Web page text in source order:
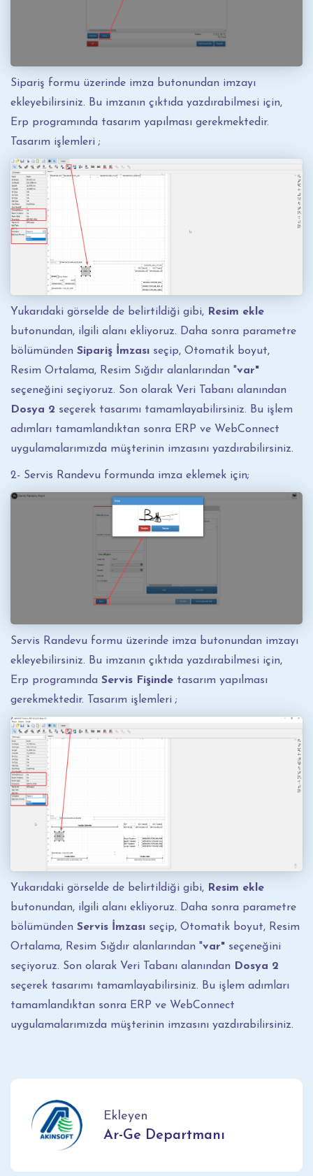
Sipariş formu üzerinde imza butonundan imzayı
ekleyebilirsiniz. Bu imzanın çıktıda yazdırabilmesi için,
Erp programında tasarım yapılması gerekmektedir.
Tasarım işlemleri ;
Yukarıdaki görselde de belirtildiği gibi, Resim ekle
butonundan, ilgili alanı ekliyoruz. Daha sonra parametre
bölümünden Sipariş İmzası seçip, Otomatik boyut,
Resim Ortalama, Resim Sığdır alanlarından "var"
seçeneğini seçiyoruz. Son olarak Veri Tabanı alanından
Dosya 2 seçerek tasarımı tamamlayabilirsiniz. Bu işlem
adımları tamamlandıktan sonra ERP ve WebConnect
uygulamalarımızda müşterinin imzasını yazdırabilirsiniz.
2- Servis Randevu formunda imza eklemek için;
Servis Randevu formu üzerinde imza butonundan imzayı
ekleyebilirsiniz. Bu imzanın çıktıda yazdırabilmesi için,
Erp programında Servis Fişinde tasarım yapılması
gerekmektedir. Tasarım işlemleri ;
Yukarıdaki görselde de belirtildiği gibi, Resim ekle
butonundan, ilgili alanı ekliyoruz. Daha sonra parametre
bölümünden Servis İmzası seçip, Otomatik boyut, Resim
Ortalama, Resim Sığdır alanlarından "var" seçeneğini
seçiyoruz. Son olarak Veri Tabanı alanından Dosya 2
seçerek tasarımı tamamlayabilirsiniz. Bu işlem adımları
tamamlandıktan sonra ERP ve WebConnect
uygulamalarımızda müşterinin imzasını yazdırabilirsiniz.
Ekleyen
Ar-Ge Departmanı